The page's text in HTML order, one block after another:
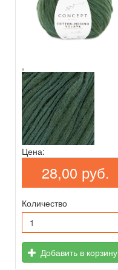
,
Цена:
28,00 руб.
Количество
Добавить в корзину